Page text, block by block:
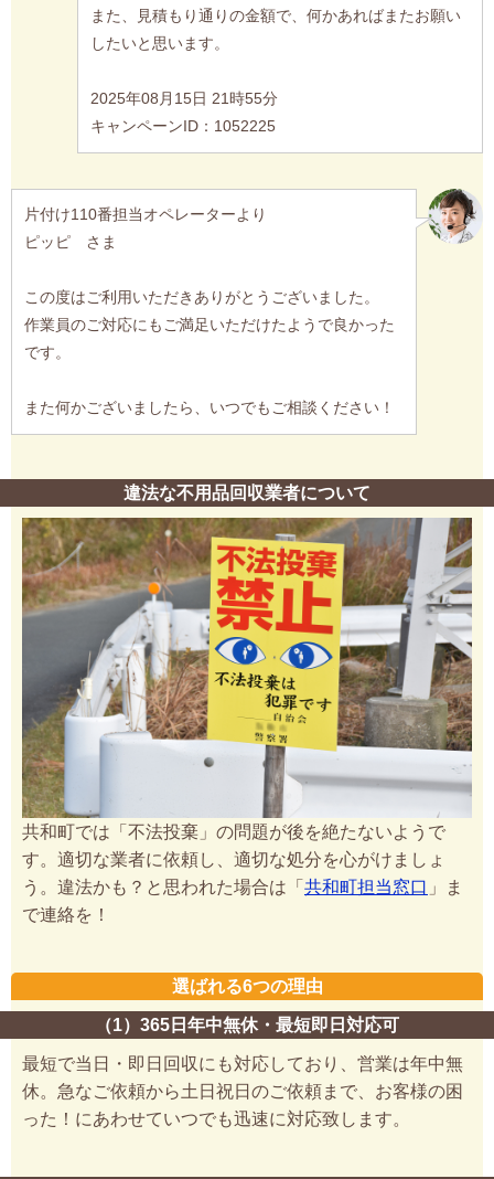
また、見積もり通りの金額で、何かあればまたお願い
したいと思います。
2025年08月15日 21時55分
キャンペーンID：1052225
片付け110番担当オペレーターより
ピッピ さま
この度はご利用いただきありがとうございました。
作業員のご対応にもご満足いただけたようで良かった
です。
また何かございましたら、いつでもご相談ください！
違法な不用品回収業者について
共和町では「不法投棄」の問題が後を絶たないようで
す。適切な業者に依頼し、適切な処分を心がけましょ
う。違法かも？と思われた場合は「 共和町担当窓口 」ま
で連絡を！
選ばれる6つの理由
（1）365日年中無休・最短即日対応可
最短で当日・即日回収にも対応しており、営業は年中無
休。急なご依頼から土日祝日のご依頼まで、お客様の困
った！にあわせていつでも迅速に対応致します。